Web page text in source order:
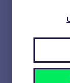
wieloletniego
liderem na
dziedzinie
klientów i